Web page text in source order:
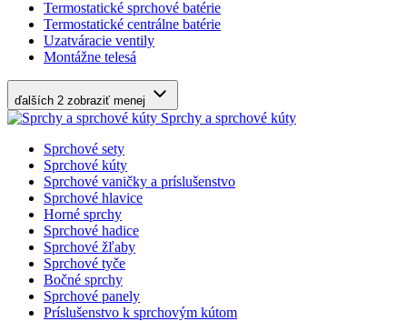
Termostatické sprchové batérie
Termostatické centrálne batérie
Uzatváracie ventily
Montážne telesá
ďalších 2 zobraziť menej
Sprchy a sprchové kúty
Sprchové sety
Sprchové kúty
Sprchové vaničky a príslušenstvo
Sprchové hlavice
Horné sprchy
Sprchové hadice
Sprchové žľaby
Sprchové tyče
Bočné sprchy
Sprchové panely
Príslušenstvo k sprchovým kútom